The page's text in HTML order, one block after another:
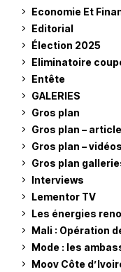
Economie Et
Editorial
Élection 2025
Eliminatoire
Entête
GALERIES
Gros plan
Gros plan –
Gros plan – vidéos
Gros plan
Interviews
Lementor TV
Les énergies
Mali : Opération
Mode : les
Moov Côte